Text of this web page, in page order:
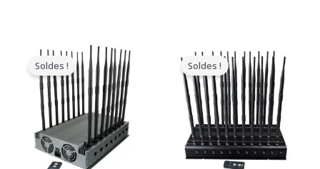
Soldes !
prix
original
était
:
$2,299.00.
Le
prix
actuel
est
:
$1,659.99.
Soldes !
prix
original
était
:
$1,519.00.
prix
actuel
est
:
$789.88.